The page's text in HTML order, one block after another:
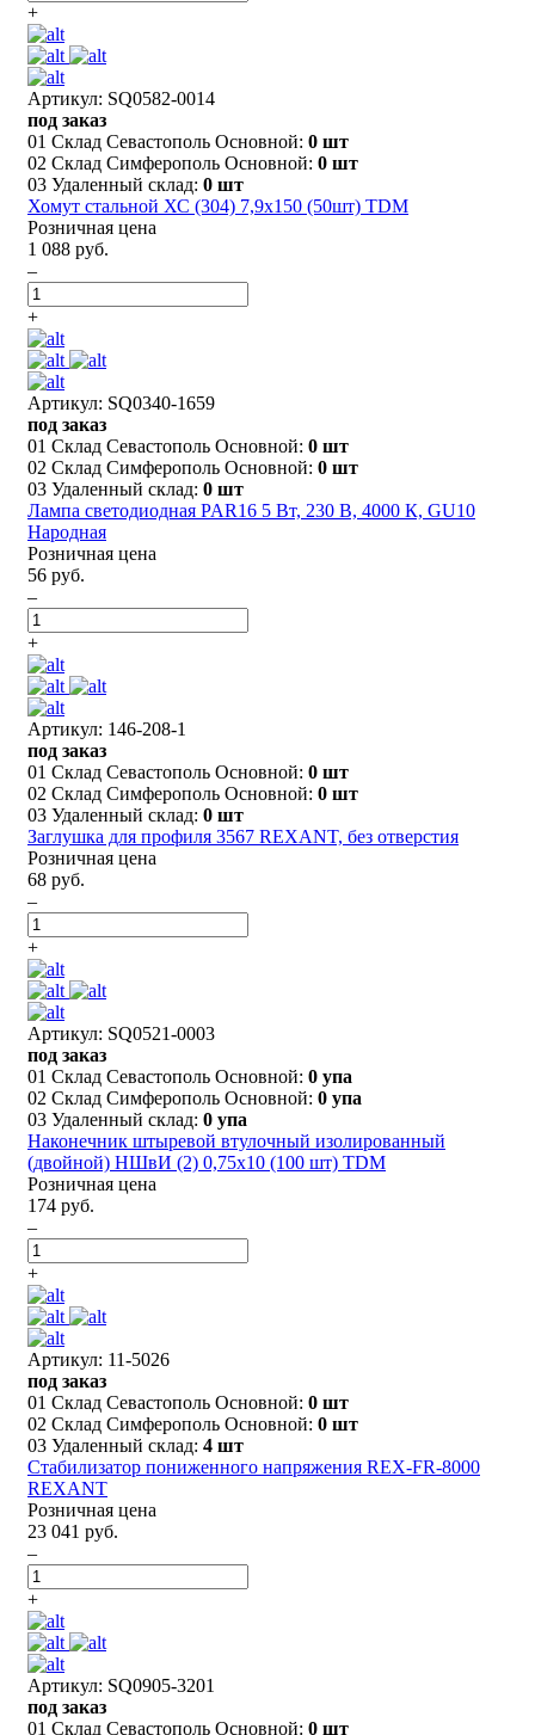
+
Артикул: SQ0582-0014
под заказ
01 Склад Севастополь Основной: 0 шт
02 Склад Симферополь Основной: 0 шт
03 Удаленный склад: 0 шт
Хомут стальной ХС (304) 7,9х150 (50шт) TDM
Розничная цена
1 088 руб.
–
+
Артикул: SQ0340-1659
под заказ
01 Склад Севастополь Основной: 0 шт
02 Склад Симферополь Основной: 0 шт
03 Удаленный склад: 0 шт
Лампа светодиодная PAR16 5 Вт, 230 В, 4000 К, GU10
Народная
Розничная цена
56 руб.
–
+
Артикул: 146-208-1
под заказ
01 Склад Севастополь Основной: 0 шт
02 Склад Симферополь Основной: 0 шт
03 Удаленный склад: 0 шт
Заглушка для профиля 3567 REXANT, без отверстия
Розничная цена
68 руб.
–
+
Артикул: SQ0521-0003
под заказ
01 Склад Севастополь Основной: 0 упа
02 Склад Симферополь Основной: 0 упа
03 Удаленный склад: 0 упа
Наконечник штыревой втулочный изолированный
(двойной) НШвИ (2) 0,75х10 (100 шт) TDM
Розничная цена
174 руб.
–
+
Артикул: 11-5026
под заказ
01 Склад Севастополь Основной: 0 шт
02 Склад Симферополь Основной: 0 шт
03 Удаленный склад: 4 шт
Стабилизатор пониженного напряжения REX-FR-8000
REXANT
Розничная цена
23 041 руб.
–
+
Артикул: SQ0905-3201
под заказ
01 Склад Севастополь Основной: 0 шт